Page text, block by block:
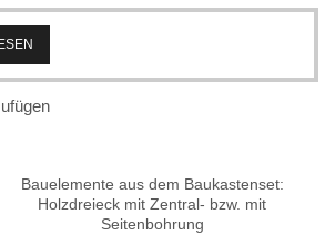
Bauelemente aus dem Baukastenset:
Holzdreieck mit Zentral- bzw. mit
Seitenbohrung